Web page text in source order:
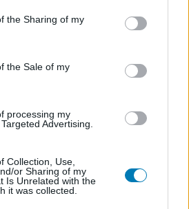
usage behaviour. You may click to
Google and its third-party tags to
specified purposes in below Google
the Sharing of my
the Sale of my
processing my
Advertising.
Collection, Use,
or Sharing of my
Is Unrelated with the
it was collected.
milyen
to Monkey
Island fejlesztését vezető
fakadt ki a rajongók
miatt.